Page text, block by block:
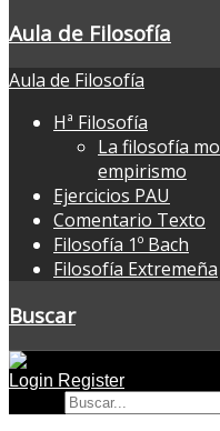
Aula de Filosofía
Aula de Filosofía
Hª Filosofía
La filosofía
empirismo
Ejercicios PAU
Comentario Texto
Filosofía 1º Bach
Filosofía Extremeña
Buscar
Login Register